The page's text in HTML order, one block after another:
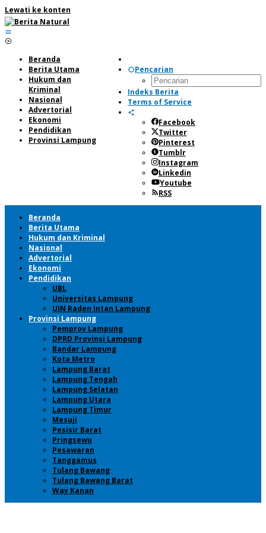
Lewati ke konten
Pencarian
Indeks Berita
Terms of Service
Facebook
Twitter
Pinterest
Tumblr
Instagram
Linkedin
Youtube
RSS
Beranda
Berita Utama
Hukum dan
Kriminal
Nasional
Advertorial
Ekonomi
Pendidikan
Provinsi Lampung
Beranda
Berita Utama
Hukum dan Kriminal
Nasional
Advertorial
Ekonomi
Pendidikan
UBL
Universitas Lampung
UIN Raden Intan Lampung
Provinsi Lampung
Pemprov Lampung
DPRD Provinsi Lampung
Bandar Lampung
Kota Metro
Lampung Barat
Lampung Tengah
Lampung Selatan
Lampung Utara
Lampung Timur
Mesuji
Pesisir Barat
Pringsewu
Pesawaran
Tanggamus
Tulang Bawang
Tulang Bawang Barat
Way Kanan